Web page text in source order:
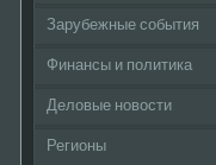
Зарубежные события
Финансы и политика
Деловые новости
Регионы